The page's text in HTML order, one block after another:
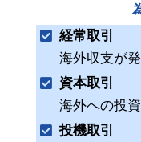
経常取引
海外収支が
資本取引
海外への投資
投機取引